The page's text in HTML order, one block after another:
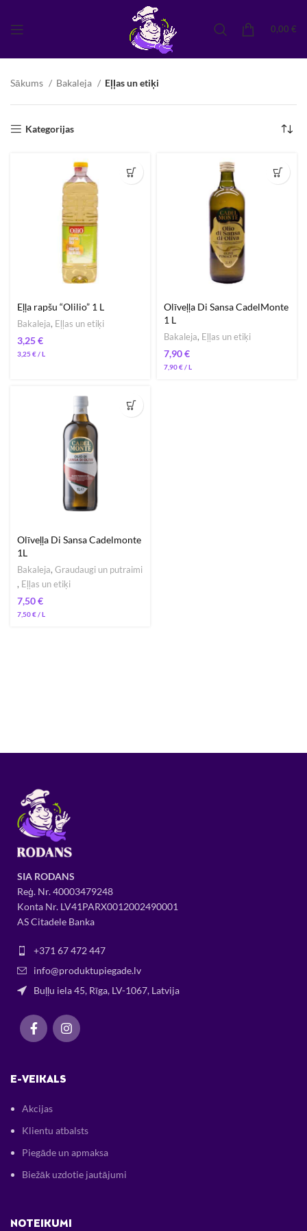
0,00 €
Sākums Bakaleja Eļļas un etiķi
Kategorijas
Eļļa rapšu “Olilio” 1 L
Bakaleja, Eļļas un etiķi
€
3,25€
Olīveļļa Di Sansa CadelMonte
1 L
Bakaleja, Eļļas un etiķi
€
7,90€
Olīveļļa Di Sansa Cadelmonte
1L
Bakaleja, Graudaugi un putraimi
, Eļļas un etiķi
€
7,50€
SIA RODANS
Reģ. Nr.40003479248
Konta Nr. LV41PARX0012002490001
AS Citadele Banka
+371 67 472 447
info@produktupiegade.lv
Buļļu iela 45, Rīga, LV-1067, Latvija
E-VEIKALS
Akcijas
Klientu atbalsts
Piegāde un apmaksa
Biežāk uzdotie jautājumi
NOTEIKUMI